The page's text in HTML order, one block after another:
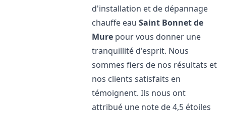
d'installation et de dépannage
chauffe eauSaint Bonnet de
Mure pour vous donner une
tranquillité d'esprit. Nous
sommes fiers de nos résultats et
nos clients satisfaits en
témoignent. Ils nous ont
attribué une note de 4,5 étoiles